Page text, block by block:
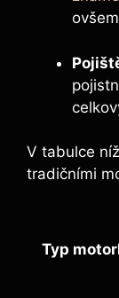
V tabulce
tradičními
Typ